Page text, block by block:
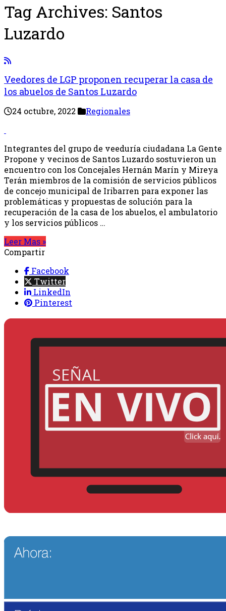
Tag Archives: Santos
Luzardo
Veedores de LGP proponen recuperar la casa de
los abuelos de Santos Luzardo
24 octubre, 2022 Regionales
Integrantes del grupo de veeduría ciudadana La Gente
Propone y vecinos de Santos Luzardo sostuvieron un
encuentro con los Concejales Hernán Marín y Mireya
Terán miembros de la comisión de servicios públicos
de concejo municipal de Iribarren para exponer las
problemáticas y propuestas de solución para la
recuperación de la casa de los abuelos, el ambulatorio
y los servicios públicos …
Leer Mas »
Compartir
Facebook
Twitter
LinkedIn
Pinterest